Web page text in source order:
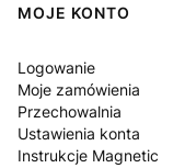
Linki w stopce
MOJE KONTO
Logowanie
Moje zamówienia
Przechowalnia
Ustawienia konta
Instrukcje Magnetic